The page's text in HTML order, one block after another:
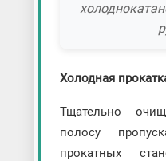
Холодная
Тщательно
полосу
прокатных